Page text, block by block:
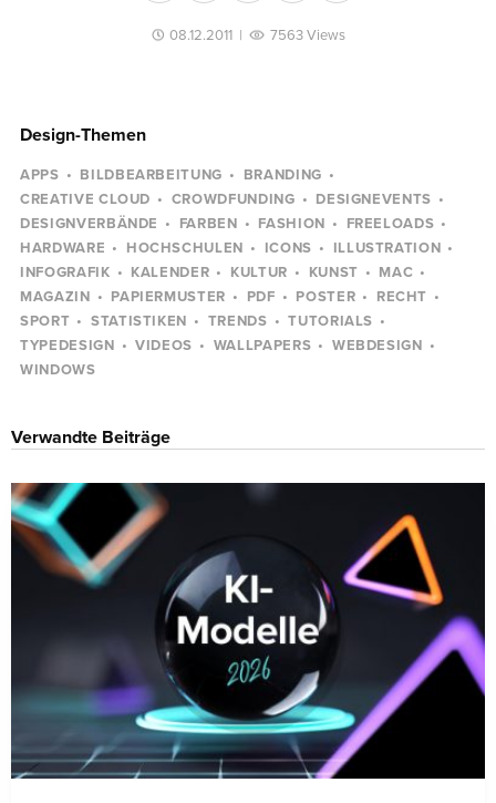
08.12.2011 | 7563 Views
Design-Themen
APPS BILDBEARBEITUNG
BRANDING
CREATIVE CLOUD
CROWDFUNDING
DESIGNEVENTS
DESIGNVERBÄNDE
FARBEN FASHION
FREELOADS
HARDWARE
HOCHSCHULEN ICONS
ILLUSTRATION
INFOGRAFIK
KALENDER KULTUR KUNST
MAC
MAGAZIN
PAPIERMUSTER PDF POSTER
RECHT
SPORT
STATISTIKEN TRENDS
TUTORIALS
TYPEDESIGN
VIDEOS WALLPAPERS
WEBDESIGN
WINDOWS
Verwandte Beiträge